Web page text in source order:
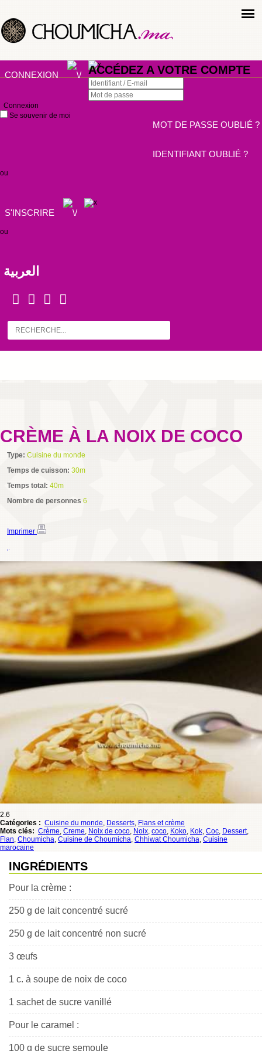
CONNEXION ACCÉDEZ A VOTRE COMPTE
Connexion
Se souvenir de moi
MOT DE PASSE OUBLIÉ ?
IDENTIFIANT OUBLIÉ ?
ou
S'INSCRIRE
ou
العربية
CRÈME À LA NOIX DE COCO
Type: Cuisine du monde
Temps de cuisson: 30m
Temps total: 40m
Nombre de personnes 6
Imprimer
2.6
Catégories : Cuisine du monde, Desserts, Flans et crème
Mots clés: Crème, Creme, Noix de coco, Noix, coco, Koko, Kok, Coc, Dessert,
Flan, Choumicha, Cuisine de Choumicha, Chhiwat Choumicha, Cuisine
marocaine
INGRÉDIENTS
Pour la crème :
250 g de lait concentré sucré
250 g de lait concentré non sucré
3 œufs
1 c. à soupe de noix de coco
1 sachet de sucre vanillé
Pour le caramel :
100 g de sucre semoule